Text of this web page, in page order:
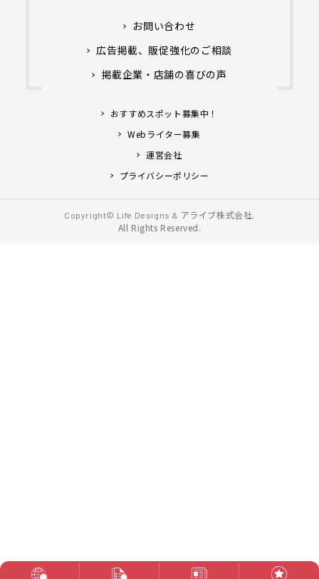
お問い合わせ
広告掲載、販促強化のご相談
掲載企業・店舗の喜びの声
おすすめスポット募集中！
Webライター募集
運営会社
プライバシーポリシー
Copyright© Life Designs & アライブ株式会社.
All Rights Reserved.